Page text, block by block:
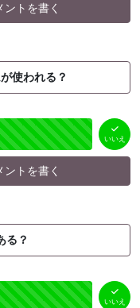
ントを書く
使われる？
いいえ
ントを書く
る？
いいえ